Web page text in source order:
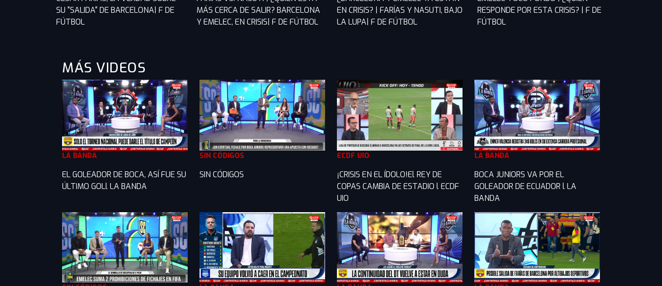
SU "SALIDA" DE BARCELONA| F DE
FÚTBOL
MÁS CERCA DE SALIR? BARCELONA
Y EMELEC, EN CRISIS| F DE FÚTBOL
EN CRISIS? | FARÍAS Y NASUTI, BAJO
LA LUPA| F DE FÚTBOL
RESPONDE POR ESTA CRISIS? | F DE
FÚTBOL
MÁS VIDEOS
LA BANDA
EL GOLEADOR DE BOCA, ASÍ FUE SU
ÚLTIMO GOLl LA BANDA
SIN CÓDIGOS
SIN CÓDIGOS
ECDF UIO
¡CRISIS EN EL ÍDOLO!El REY DE
COPAS CAMBIA DE ESTADIO l ECDF
UIO
LA BANDA
BOCA JUNIORS VA POR EL
GOLEADOR DE ECUADOR l LA
BANDA